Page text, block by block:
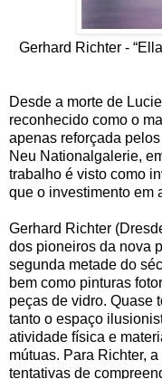
Gerhard Richter -
Desde a morte de
reconhecido como o
apenas reforçada
Neu Nationalgalerie,
trabalho é visto como
que o investimento em
Gerhard Richter
dos pioneiros da nova
segunda metade do
bem como pinturas
peças de vidro. Quase
tanto o espaço
atividade física e
mútuas. Para Richter,
tentativas de